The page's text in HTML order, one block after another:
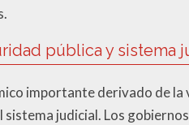
pública y sistema
importante derivado de la
judicial. Los